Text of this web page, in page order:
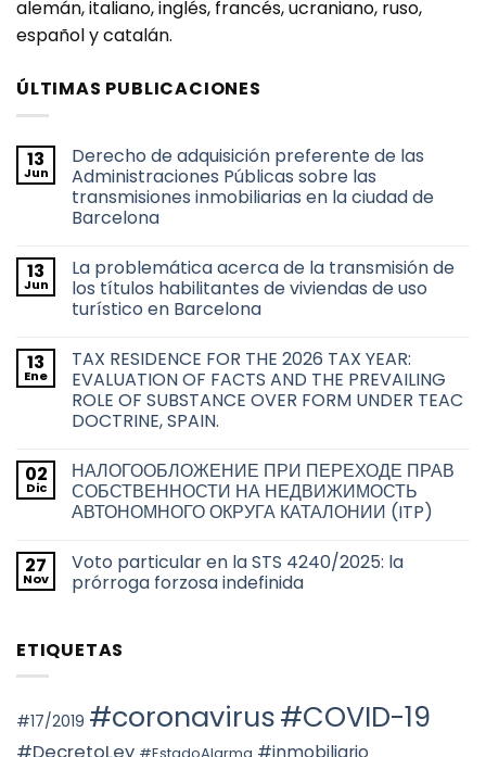
alemán, italiano, inglés, francés, ucraniano, ruso,
español y catalán.
ÚLTIMAS PUBLICACIONES
13
Jun
Derecho de adquisición preferente de las
Administraciones Públicas sobre las
transmisiones inmobiliarias en la ciudad de
Barcelona
comentarios
en
Derecho
de
de
las
Administraciones
Públicas
sobre
las
en
la
ciudad
de
Barcelona
13
Jun
La problemática acerca de la transmisión de
los títulos habilitantes de viviendas de uso
turístico en Barcelona
comentarios
en
La
problemática
acerca
de
de
los
títulos
habilitantes
de
uso
turístico
en
13
Ene
TAX RESIDENCE FOR THE 2026 TAX YEAR:
EVALUATION OF FACTS AND THE PREVAILING
ROLE OF SUBSTANCE OVER FORM UNDER TEAC
DOCTRINE, SPAIN.
comentarios
en
TAX
RESIDENCE
2026
TAX
YEAR:
EVALUATION
THE
SUBSTANCE
OVER
UNDER
02
Dic
НАЛОГООБЛОЖЕНИЕ ПРИ ПЕРЕХОДЕ ПРАВ
СОБСТВЕННОСТИ НА НЕДВИЖИМОСТЬ
АВТОНОМНОГО ОКРУГА КАТАЛОНИИ (ITP)
comentarios
en
НАЛОГООБЛОЖЕНИЕ
СОБСТВЕННОСТИ
НА
ОКРУГА
КАТАЛОНИИ
(ITP)
27
Nov
Voto particular en la STS 4240/2025: la
prórroga forzosa indefinida
en
Voto
STS
4240/2025:
la
ETIQUETAS
#17/2019 #coronavirus#COVID-19